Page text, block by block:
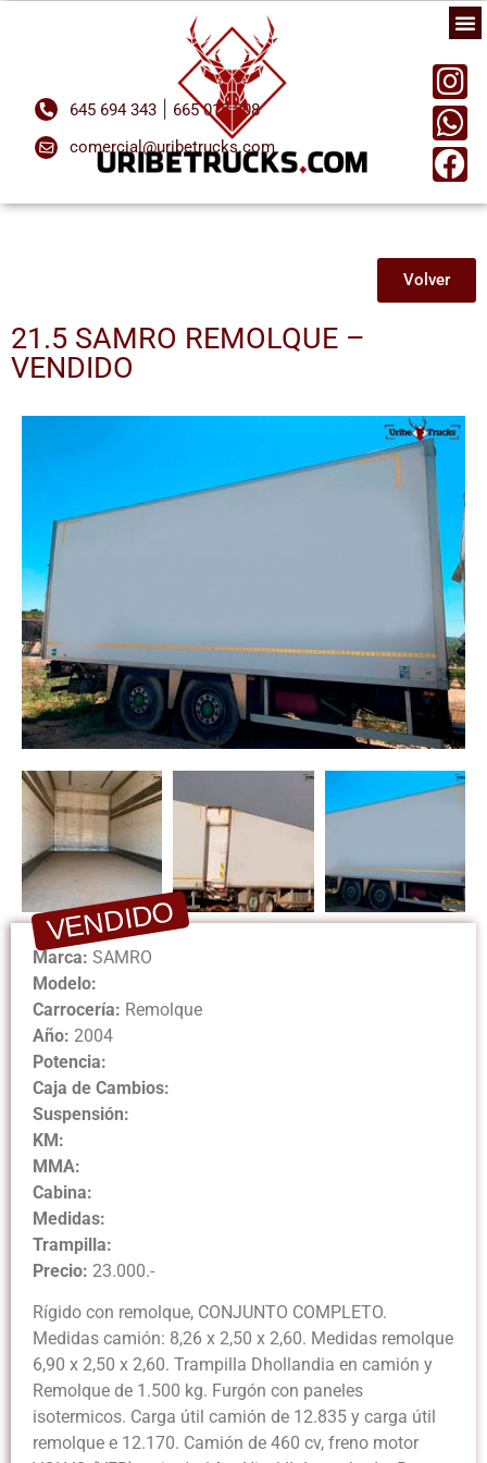
645 694 343
665 018 808
comercial@uribetrucks.com
Volver
21.5 SAMRO REMOLQUE –
VENDIDO
Marca: SAMRO
Modelo:
Carrocería: Remolque
Año: 2004
Potencia:
Caja de Cambios:
Suspensión:
KM:
MMA:
Cabina:
Medidas:
Trampilla:
Precio: 23.000.-
Rígido con remolque, CONJUNTO COMPLETO.
Medidas camión: 8,26 x 2,50 x 2,60. Medidas remolque
6,90 x 2,50 x 2,60. Trampilla Dhollandia en camión y
Remolque de 1.500 kg. Furgón con paneles
isotermicos. Carga útil camión de 12.835 y carga útil
remolque e 12.170. Camión de 460 cv, freno motor
VENDIDO